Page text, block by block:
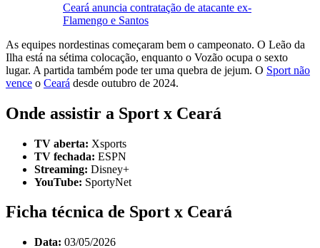
Ceará anuncia contratação de atacante ex-
Flamengo e Santos
As equipes nordestinas começaram bem o campeonato. O Leão da
Ilha está na sétima colocação, enquanto o Vozão ocupa o sexto
lugar. A partida também pode ter uma quebra de jejum. O Sport não
vence o Ceará desde outubro de 2024.
Onde assistir a Sport x Ceará
TV aberta: Xsports
TV fechada: ESPN
Streaming: Disney+
YouTube: SportyNet
Ficha técnica de Sport x Ceará
Data: 03/05/2026